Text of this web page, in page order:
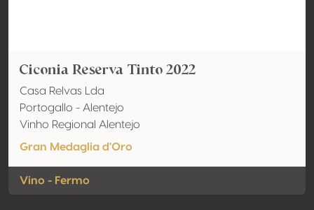
Ciconia Reserva Tinto 2022
Casa Relvas Lda
Portogallo - Alentejo
Vinho Regional Alentejo
Gran Medaglia d'Oro
Vino - Fermo